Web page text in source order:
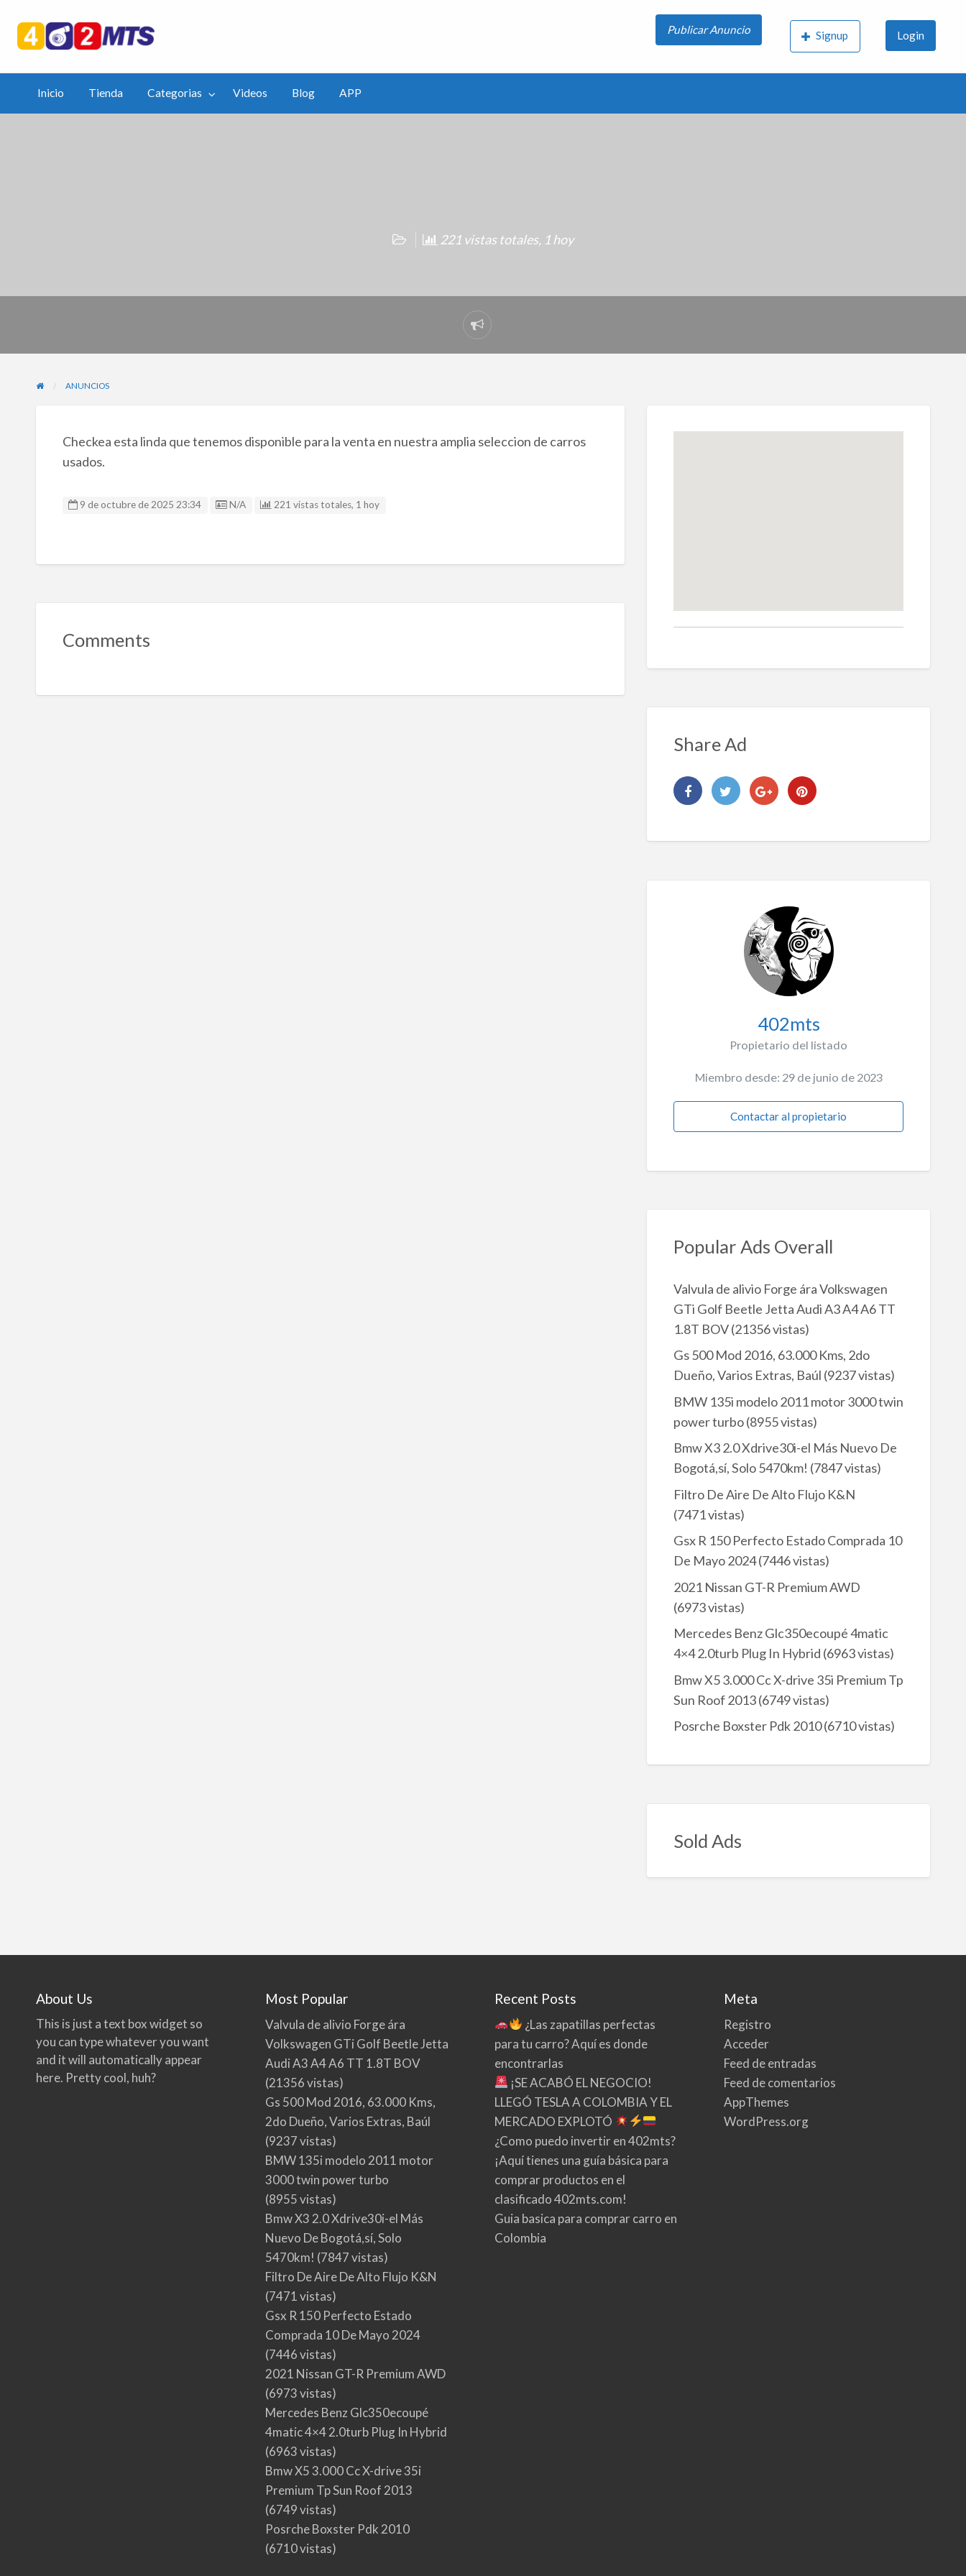
Videos Blog APP
Publicar Anuncio Signup Login
Inicio Tienda Categorias Videos Blog APP
221 vistas totales, 1 hoy
Reportar
problema
ANUNCIOS
Checkea esta linda que tenemos disponible para la venta en nuestra amplia seleccion de carros
usados.
9 de octubre de 2025 23:34 Listing ID
N/A 221 vistas totales, 1 hoy
Comments
Share Ad
402mts
Propietario del listado
Miembro desde: 29 de junio de 2023
Contactar al propietario
Popular Ads Overall
Valvula de alivio Forge ára Volkswagen
GTi Golf Beetle Jetta Audi A3 A4 A6 TT
1.8T BOV(21356 vistas)
Gs 500 Mod 2016, 63.000 Kms, 2do
Dueño, Varios Extras, Baúl (9237 vistas)
BMW 135i modelo 2011 motor 3000 twin
power turbo(8955 vistas)
Bmw X3 2.0 Xdrive30i-el Más Nuevo De
Bogotá,sí, Solo 5470km! (7847 vistas)
Filtro De Aire De Alto Flujo K&N
(7471 vistas)
Gsx R 150 Perfecto Estado Comprada 10
De Mayo 2024(7446 vistas)
2021 Nissan GT-R Premium AWD
(6973 vistas)
Mercedes Benz Glc350ecoupé 4matic
4×4 2.0turb Plug In Hybrid (6963 vistas)
Bmw X5 3.000 Cc X-drive 35i Premium Tp
Sun Roof 2013(6749 vistas)
Posrche Boxster Pdk 2010(6710 vistas)
Sold Ads
About Us
This is just a text box widget so
you can type whatever you want
and it will automatically appear
here. Pretty cool, huh?
Most Popular
Valvula de alivio Forge ára
Volkswagen GTi Golf Beetle Jetta
Audi A3 A4 A6 TT 1.8T BOV
(21356 vistas)
Gs 500 Mod 2016, 63.000 Kms,
2do Dueño, Varios Extras, Baúl
(9237 vistas)
BMW 135i modelo 2011 motor
3000 twin power turbo
(8955 vistas)
Bmw X3 2.0 Xdrive30i-el Más
Nuevo De Bogotá,sí, Solo
5470km! (7847 vistas)
Filtro De Aire De Alto Flujo K&N
(7471 vistas)
Gsx R 150 Perfecto Estado
Comprada 10 De Mayo 2024
(7446 vistas)
2021 Nissan GT-R Premium AWD
(6973 vistas)
Mercedes Benz Glc350ecoupé
4matic 4×4 2.0turb Plug In Hybrid
(6963 vistas)
Bmw X5 3.000 Cc X-drive 35i
Premium Tp Sun Roof 2013
(6749 vistas)
Posrche Boxster Pdk 2010
(6710 vistas)
Recent Posts
¿Las zapatillas perfectas
para tu carro? Aquí es donde
encontrarlas
¡SE ACABÓ EL NEGOCIO!
LLEGÓ TESLA A COLOMBIA Y EL
MERCADO EXPLOTÓ
¿Como puedo invertir en 402mts?
¡Aquí tienes una guía básica para
comprar productos en el
clasificado 402mts.com!
Guia basica para comprar carro en
Colombia
Meta
Registro
Acceder
Feed de entradas
Feed de comentarios
AppThemes
WordPress.org